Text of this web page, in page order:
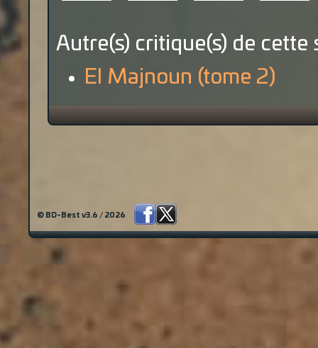
Autre(s) critique(s) de cette
El Majnoun (tome 2)
© BD-Best v3.6 / 2026